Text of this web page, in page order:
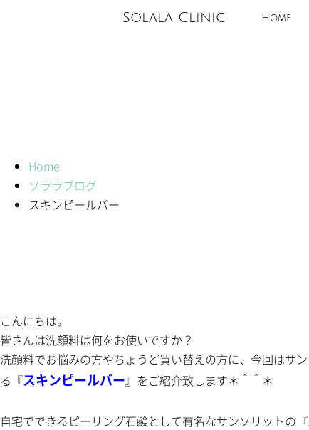
Solala Clinic Home
Home
ソララブログ
スキンピールバー
こんにちは。
皆さんは洗顔料は何をお使いですか？
洗顔料でお悩みの方やちょうど買い替えの方に、今回はサ
る『スキンピールバー』をご紹介致します＊＾＾＊
自宅でできるピーリング石鹸として有名なサンソリットの『